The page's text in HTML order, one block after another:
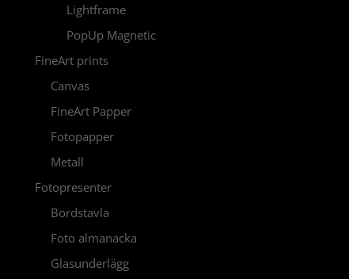
Lightframe
PopUp Magnetic
FineArt prints
Canvas
FineArt Papper
Fotopapper
Metall
Fotopresenter
Bordstavla
Foto almanacka
Glasunderlägg